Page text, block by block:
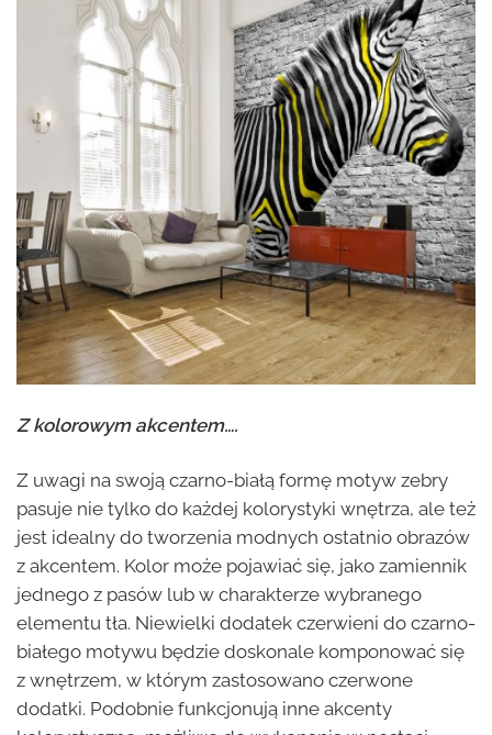
Z kolorowym akcentem….
Z uwagi na swoją czarno-białą formę motyw zebry
pasuje nie tylko do każdej kolorystyki wnętrza, ale też
jest idealny do tworzenia modnych ostatnio obrazów
z akcentem. Kolor może pojawiać się, jako zamiennik
jednego z pasów lub w charakterze wybranego
elementu tła. Niewielki dodatek czerwieni do czarno-
białego motywu będzie doskonale komponować się
z wnętrzem, w którym zastosowano czerwone
dodatki. Podobnie funkcjonują inne akcenty